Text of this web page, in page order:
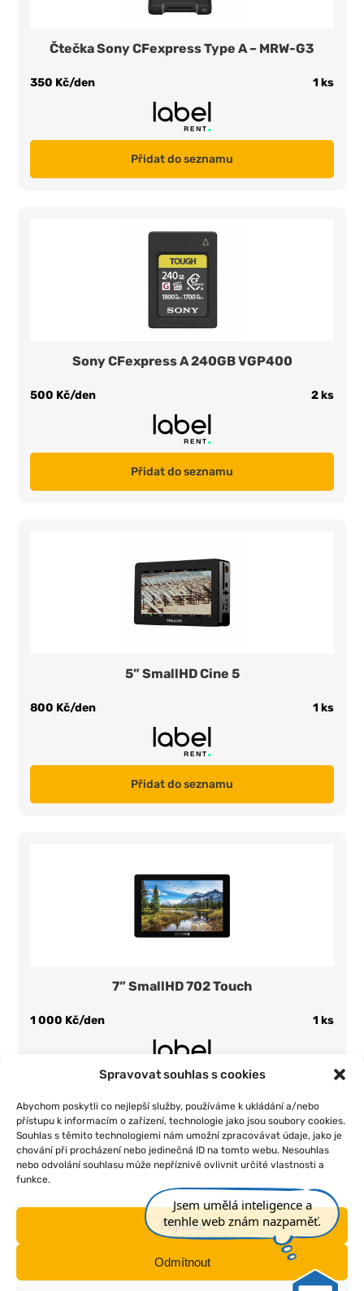
Spravovat souhlas s cookies
Abychom poskytli co nejlepší služby, používáme k ukládání a/nebo
přístupu k informacím o zařízení, technologie jako jsou soubory cookies.
Souhlas s těmito technologiemi nám umožní zpracovávat údaje, jako je
chování při procházení nebo jedinečná ID na tomto webu. Nesouhlas
nebo odvolání souhlasu může nepříznivě ovlivnit určité vlastnosti a
funkce.
Příjmout
Odmítnout
Čtečka Sony CFexpress Type A – MRW-G3
350 Kč/den 1 ks
Přidat do seznamu
Sony CFexpress A 240GB VGP400
500 Kč/den 2 ks
Přidat do seznamu
5” SmallHD Cine 5
800 Kč/den 1 ks
Přidat do seznamu
7” SmallHD 702 Touch
1 000 Kč/den 1 ks
Úvod | O nás | Pojištění | Obchodní podmínky | Kontakt
Jsem umělá inteligence a
tenhle web znám nazpaměť.